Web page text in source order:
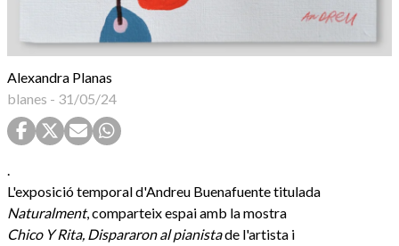
Alexandra Planas
blanes - 31/05/24
.
L'exposició temporal d'Andreu Buenafuente titulada
Naturalment, comparteix espai amb la mostra
Chico Y Rita, Dispararon al pianistade l'artista i